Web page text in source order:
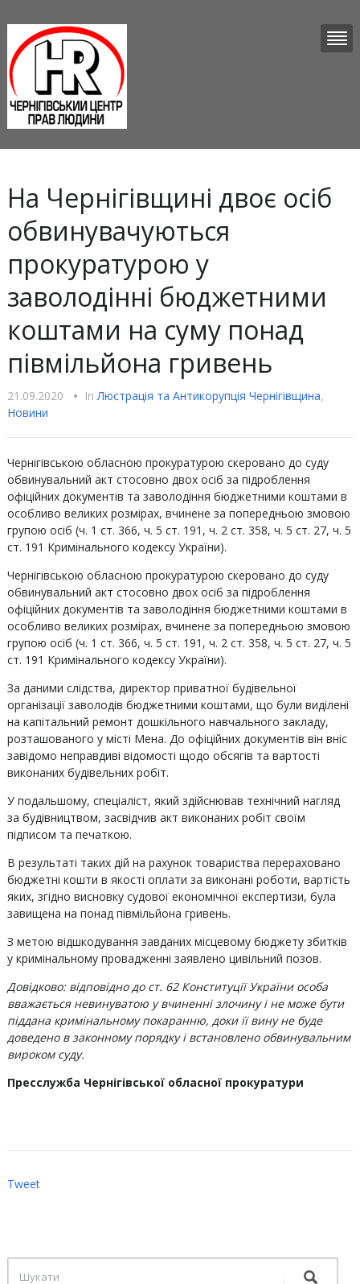
На Чернігівщині двоє осіб
обвинувачуються
прокуратурою у
заволодінні бюджетними
коштами на суму понад
півмільйона гривень
21.09.2020 • InЛюстрацiя та Антикорупцiя Чернігівщина,
Новини
Чернігівською обласною прокуратурою скеровано до суду
обвинувальний акт стосовно двох осіб за підроблення
офіційних документів та заволодіння бюджетними коштами в
особливо великих розмірах, вчинене за попередньою змовою
групою осіб (ч. 1 ст. 366, ч. 5 ст. 191, ч. 2 ст. 358, ч. 5 ст. 27, ч. 5
ст. 191 Кримінального кодексу України).
Чернігівською обласною прокуратурою скеровано до суду
обвинувальний акт стосовно двох осіб за підроблення
офіційних документів та заволодіння бюджетними коштами в
особливо великих розмірах, вчинене за попередньою змовою
групою осіб (ч. 1 ст. 366, ч. 5 ст. 191, ч. 2 ст. 358, ч. 5 ст. 27, ч. 5
ст. 191 Кримінального кодексу України).
За даними слідства, директор приватної будівельної
організації заволодів бюджетними коштами, що були виділені
на капітальний ремонт дошкільного навчального закладу,
розташованого у місті Мена. До офіційних документів він вніс
завідомо неправдиві відомості щодо обсягів та вартості
виконаних будівельних робіт.
У подальшому, спеціаліст, який здійснював технічний нагляд
за будівництвом, засвідчив акт виконаних робіт своїм
підписом та печаткою.
В результаті таких дій на рахунок товариства перераховано
бюджетні кошти в якості оплати за виконані роботи, вартість
яких, згідно висновку судової економічної експертизи, була
завищена на понад півмільйона гривень.
З метою відшкодування завданих місцевому бюджету збитків
у кримінальному провадженні заявлено цивільний позов.
Довідково: відповідно до ст. 62 Конституції України особа
вважається невинуватою у вчиненні злочину і не може бути
піддана кримінальному покаранню, доки її вину не буде
доведено в законному порядку і встановлено обвинувальним
вироком суду.
Пресслужба Чернігівської обласної прокуратури
Tweet